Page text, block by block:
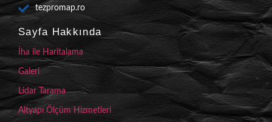
tezpromap.ro
Sayfa Hakkında
İha ile Haritalama
Galeri
Lidar Tarama
Altyapı Ölçüm Hizmetleri